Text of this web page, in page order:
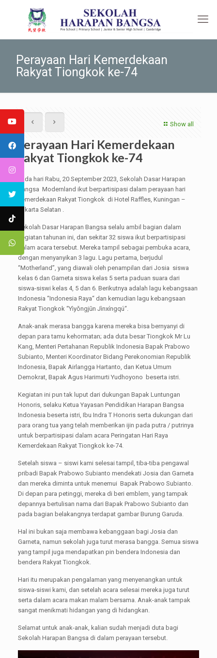
Perayaan Hari Kemerdekaan
Rakyat Tiongkok ke-74
Show all
Perayaan Hari Kemerdekaan
Rakyat Tiongkok ke-74
Pada hari Rabu, 20 September 2023, Sekolah Dasar Harapan
Bangsa Modernland ikut berpartisipasi dalam perayaan hari
kemerdekaan Rakyat Tiongkok di Hotel Raffles, Kuningan –
Jakarta Selatan .
Sekolah Dasar Harapan Bangsa selalu ambil bagian dalam
kegiatan tahunan ini, dan sekitar 32 siswa ikut berpartisipasi
dalam acara tersebut. Mereka tampil sebagai pembuka acara,
dengan menyanyikan 3 lagu. Lagu pertama, berjudul
“Motherland”, yang diawali oleh penampilan dari Josia siswa
kelas 6 dan Garneta siswa kelas 5 serta paduan suara dari
siswa-siswi kelas 4, 5 dan 6. Berikutnya adalah lagu kebangsaan
Indonesia “Indonesia Raya“ dan kemudian lagu kebangsaan
Rakyat Tiongkok “Yìyǒngjūn Jìnxíngqú“.
Anak-anak merasa bangga karena mereka bisa bernyanyi di
depan para tamu kehormatan; ada duta besar Tiongkok Mr Lu
Kang, Menteri Pertahanan Republik Indonesia Bapak Prabowo
Subianto, Menteri Koordinator Bidang Perekonomian Republik
Indonesia, Bapak Airlangga Hartanto, dan Ketua Umum
Demokrat, Bapak Agus Harimurti Yudhoyono beserta istri.
Kegiatan ini pun tak luput dari dukungan Bapak Luntungan
Honoris, selaku Ketua Yayasan Pendidikan Harapan Bangsa
Indonesia beserta istri, Ibu Indra T Honoris serta dukungan dari
para orang tua yang telah memberikan ijin pada putra / putrinya
untuk berpartisipasi dalam acara Peringatan Hari Raya
Kemerdekaan Rakyat Tiongkok ke-74.
Setelah siswa – siswi kami selesai tampil, tiba-tiba pengawal
pribadi Bapak Prabowo Subianto mendekati Josia dan Garneta
dan mereka diminta untuk menemui Bapak Prabowo Subianto.
Di depan para petinggi, mereka di beri emblem, yang tampak
depannya bertulisan nama dari Bapak Prabowo Subianto dan
pada bagian belakangnya terdapat gambar Burung Garuda.
Hal ini bukan saja membawa kebanggaan bagi Josia dan
Garneta, namun sekolah juga turut merasa bangga. Semua siswa
yang tampil juga mendapatkan pin bendera Indonesia dan
bendera Rakyat Tiongkok.
Hari itu merupakan pengalaman yang menyenangkan untuk
siswa-siswi kami, dan setelah acara selesai mereka juga turut
serta dalam acara makan malam bersama. Anak-anak tampak
sangat menikmati hidangan yang di hidangkan.
Selamat untuk anak-anak, kalian sudah menjadi duta bagi
Sekolah Harapan Bangsa di dalam perayaan tersebut.